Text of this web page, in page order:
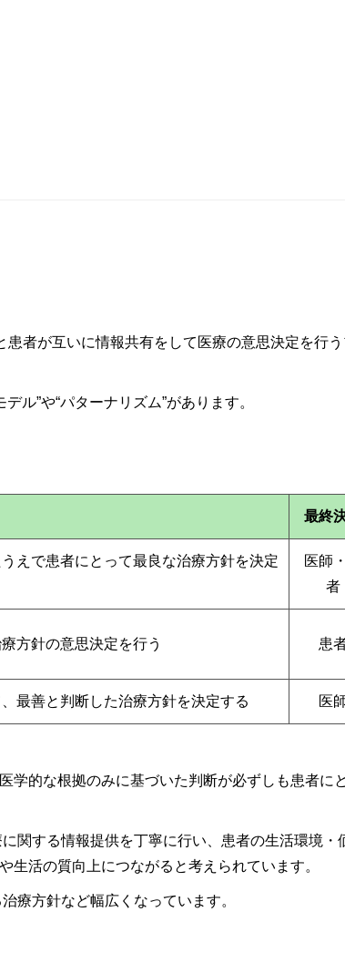
者が互いに情報共有をして医療の意思決定を行う
ル”や“パターナリズム”があります。
最終
えで患者にとって最良な治療方針を決定
医師
者
方針の意思決定を行う 患
最善と判断した治療方針を決定する 医
学的な根拠のみに基づいた判断が必ずしも患者に
関する情報提供を丁寧に行い、患者の生活環境・
活の質向上につながると考えられています。
療方針など幅広くなっています。